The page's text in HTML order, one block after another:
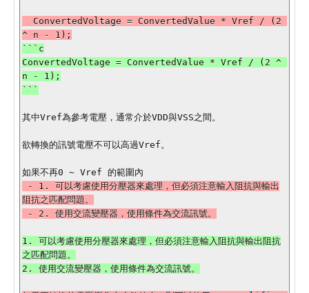
```c
ConvertedVoltage = ConvertedValue * Vref / (2 ^
n - 1);
其中Vref為參考電壓，通常介於VDD與VSS之間。
欲轉換的訊號電壓不可以高過Vref。
阻抗之匹配問題。
1. 可以考慮使用分壓器來處理，但必須注意輸入阻抗與輸出阻抗
之匹配問題。